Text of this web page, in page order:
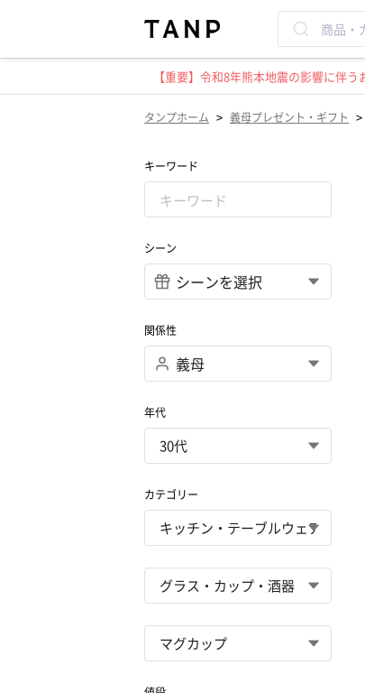
【重要】令和8年熊本地震の影響に伴
タンプホーム > 義母プレゼント・ギフト >
キーワード
シーン
関係性
年代
カテゴリー